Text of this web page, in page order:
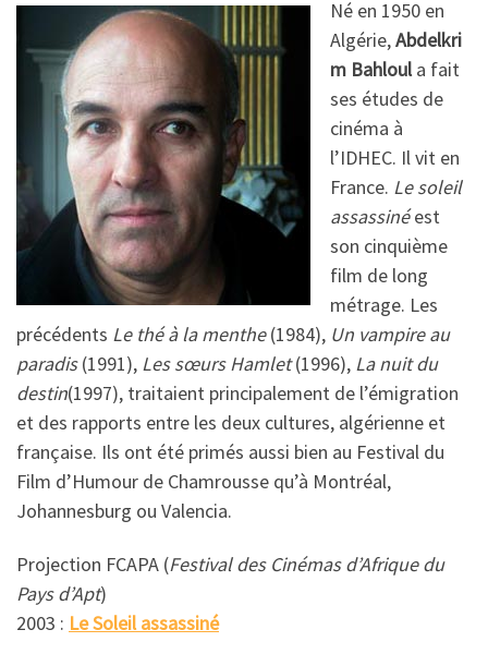
Né en 1950 en
Algérie,Abdelkri
m Bahloul a fait
ses études de
cinéma à
l’IDHEC. Il vit en
France. Le soleil
assassinéest
son cinquième
film de long
métrage. Les
précédents Le thé à la menthe(1984), Un vampire au
paradis(1991), Les sœurs Hamlet(1996), La nuit du
destin(1997), traitaient principalement de l’émigration
et des rapports entre les deux cultures, algérienne et
française. Ils ont été primés aussi bien au Festival du
Film d’Humour de Chamrousse qu’à Montréal,
Johannesburg ou Valencia.
Projection FCAPA (Festival des Cinémas d’Afrique du
Pays d’Apt)
2003 : Le Soleil assassiné